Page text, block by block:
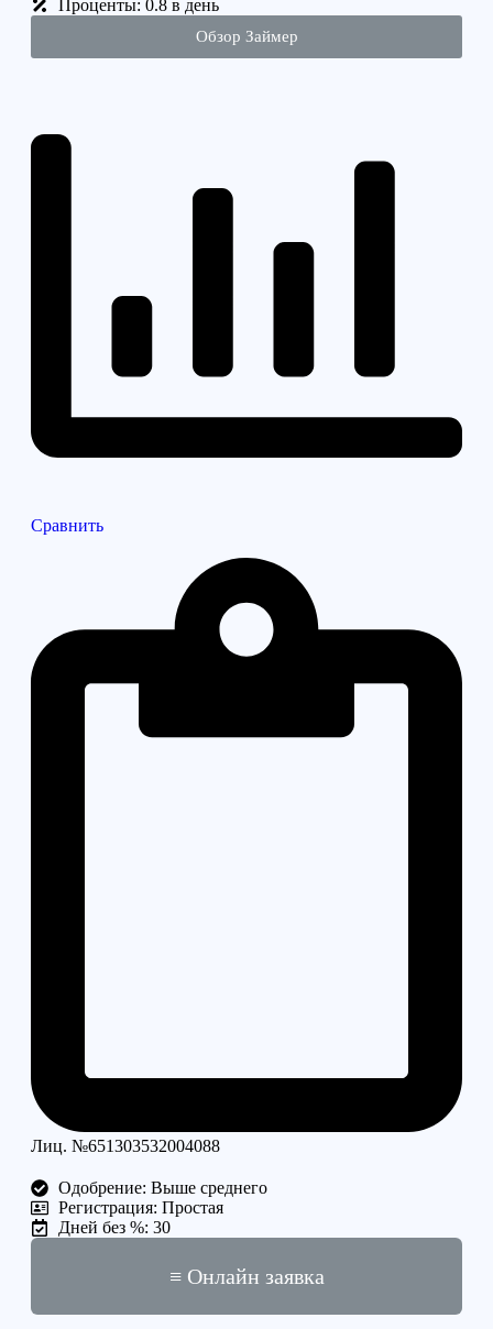
Проценты: 0.8 в день
Обзор Займер
Сравнить
Лиц. №651303532004088
Одобрение: Выше среднего
Регистрация: Простая
Дней без %: 30
≡ Онлайн заявка